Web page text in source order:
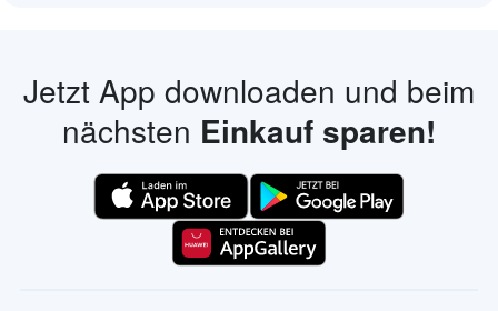
Jetzt App downloaden und beim
nächsten Einkauf sparen!